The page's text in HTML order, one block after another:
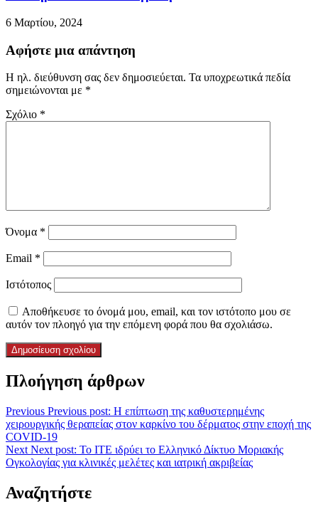
6 Μαρτίου, 2024
Αφήστε μια απάντηση
Η ηλ. διεύθυνση σας δεν δημοσιεύεται. Τα υποχρεωτικά πεδία
σημειώνονται με *
Σχόλιο *
Όνομα *
Email *
Ιστότοπος
Αποθήκευσε το όνομά μου, email, και τον ιστότοπο μου σε
αυτόν τον πλοηγό για την επόμενη φορά που θα σχολιάσω.
Πλοήγηση άρθρων
Previous Previous post: Η επίπτωση της καθυστερημένης
χειρουργικής θεραπείας στον καρκίνο του δέρματος στην εποχή της
COVID-19
Next Next post: To ΙΤΕ ιδρύει το Ελληνικό Δίκτυο Μοριακής
Ογκολογίας για κλινικές μελέτες και ιατρική ακριβείας
Αναζητήστε